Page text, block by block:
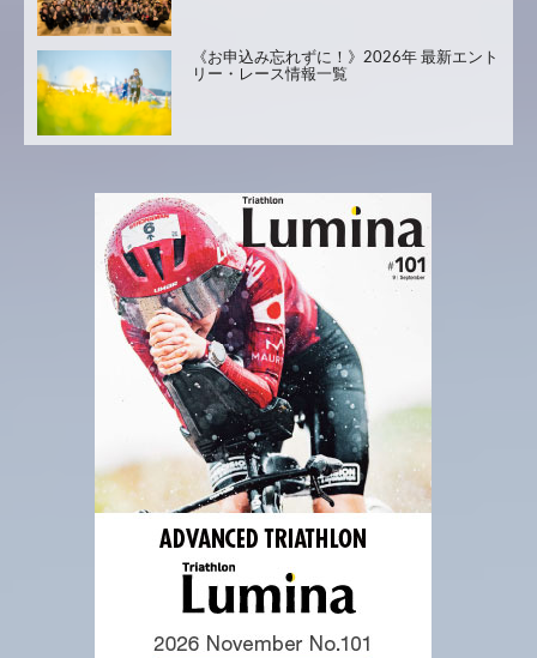
《お申込み忘れずに！》2026年 最新エント
リー・レース情報一覧